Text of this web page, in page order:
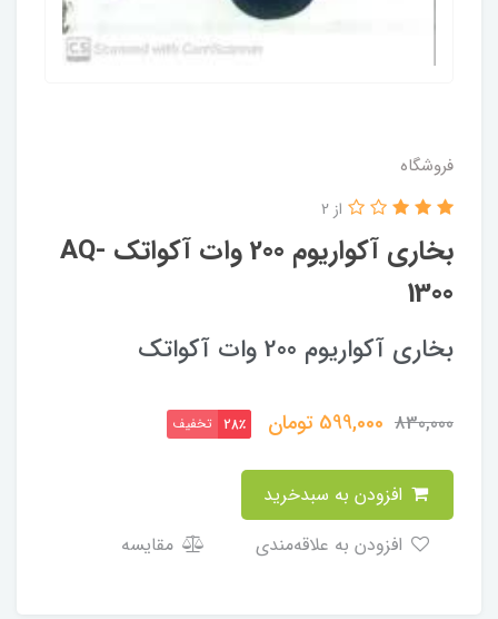
فروشگاه
بخاری آکواریوم 200 وات آکواتک AQ-
1300
از 2
بخاری آکواریوم 200 وات آکواتک
830,000
599,000 تومان 28٪ تخفیف
مقایسه